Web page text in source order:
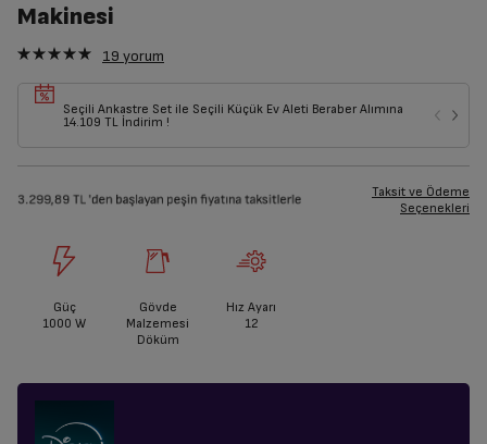
Makinesi
19 yorum
Seçili Ankastre Set ile Seçili Küçük Ev Aleti Beraber Alımına
14.109 TL İndirim !
Taksit ve Ödeme
Seçenekleri
Güç
1000 W
Gövde
Malzemesi
Döküm
Hız Ayarı
12